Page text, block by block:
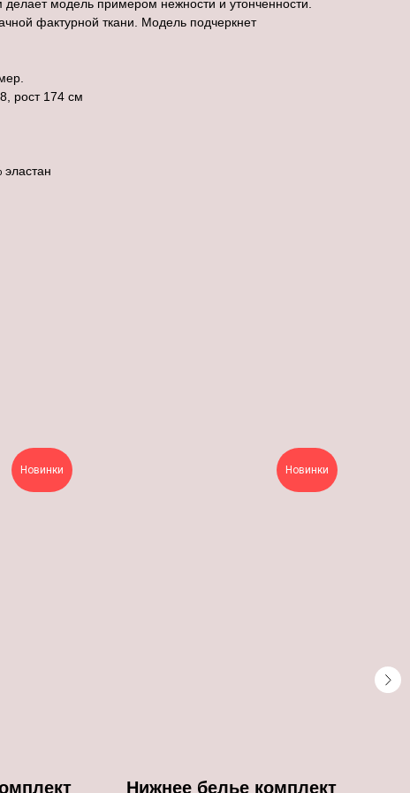
делает модель примером нежности и утонченности.
фактурной ткани. Модель подчеркнет
рост 174 см
эластан
Новинки Новинки
Нижнее белье комплект